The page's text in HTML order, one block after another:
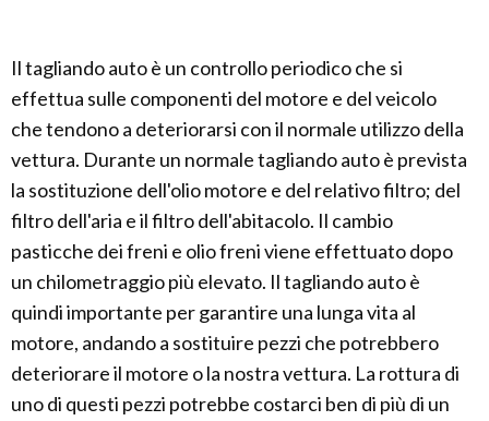
Il tagliando auto è un controllo periodico che si
effettua sulle componenti del motore e del veicolo
che tendono a deteriorarsi con il normale utilizzo della
vettura. Durante un normale tagliando auto è prevista
la sostituzione dell'olio motore e del relativo filtro; del
filtro dell'aria e il filtro dell'abitacolo. Il cambio
pasticche dei freni e olio freni viene effettuato dopo
un chilometraggio più elevato. Il tagliando auto è
quindi importante per garantire una lunga vita al
motore, andando a sostituire pezzi che potrebbero
deteriorare il motore o la nostra vettura. La rottura di
uno di questi pezzi potrebbe costarci ben di più di un